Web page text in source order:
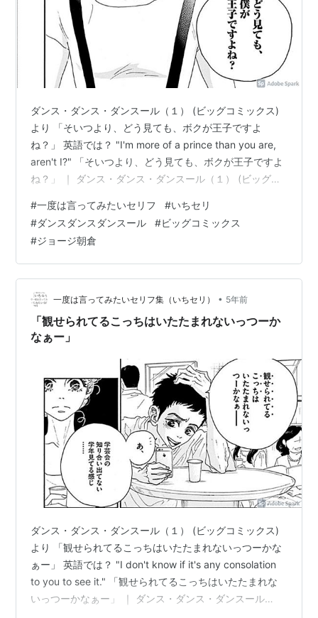
ダンス・ダンス・ダンスール（１） (ビッグコミックス)
より 「そいつより、どう見ても、ボクが王子ですよ
ね？」 英語では？ "I'm more of a prince than you are,
aren't I?" 「そいつより、どう見ても、ボクが王子ですよ
ね？」 ｜ ダンス・ダンス・ダンスール（１） (ビッグコ
は中学二年生。幼い頃にバレエに魅了されるも、父の死
をきっかけに「男らしくならねば」とその道を諦める。
バレエへの未練を隠しながら格闘技・ジークンドーを習
い、クラスの人気者となった潤平だが、彼の前に、ある
日転校生の美少女・五代都が現…
#一度は言ってみたいセリフ #いちセリ
#ダンスダンスダンスール #ビッグコミックス
#ジョージ朝倉
一度は言ってみたいセリフ集（いちセリ） • 5年前
「観せられてるこっちはいたたまれないっつーか
なぁー」
ダンス・ダンス・ダンスール（１） (ビッグコミックス)
より 「観せられてるこっちはいたたまれないっつーかな
ぁー」 英語では？ "I don't know if it's any consolation
to you to see it." 「観せられてるこっちはいたたまれな
いっつーかなぁー」 ｜ ダンス・ダンス・ダンスール